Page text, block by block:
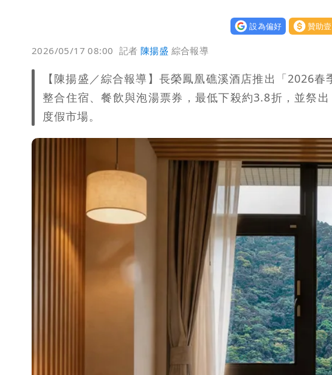
設為偏好 贊助壹
2026/05/17 08:00 記者陳揚盛 綜合報導
【陳揚盛／綜合報導】長榮鳳凰礁溪酒店推出「2026
整合住宿、餐飲與泡湯票券，最低下殺約3.8折，並祭
度假市場。